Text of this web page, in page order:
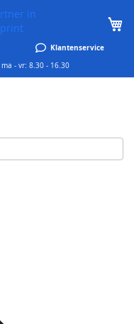
Klantenservice
ma - vr: 8.30 - 16.30